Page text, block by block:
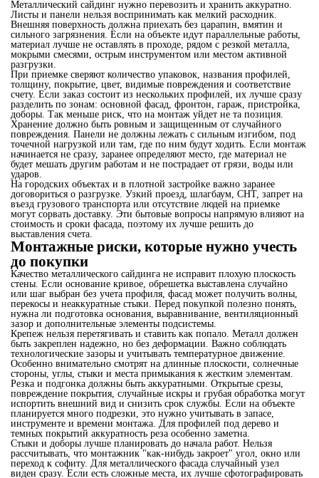
Металлический сайдинг нужно перевозить и хранить аккуратно.
Листы и панели нельзя воспринимать как мелкий расходник.
Внешняя поверхность должна приехать без царапин, вмятин и
сильного загрязнения. Если на объекте идут параллельные работы,
материал лучше не оставлять в проходе, рядом с резкой металла,
мокрыми смесями, острым инструментом или местом активной
разгрузки.
При приемке сверяют количество упаковок, названия профилей,
толщину, покрытие, цвет, видимые повреждения и соответствие
счету. Если заказ состоит из нескольких профилей, их лучше сразу
разделить по зонам: основной фасад, фронтон, гараж, пристройка,
доборы. Так меньше риск, что на монтаж уйдет не та позиция.
Хранение должно быть ровным и защищенным от случайного
повреждения. Панели не должны лежать с сильным изгибом, под
точечной нагрузкой или там, где по ним будут ходить. Если монтаж
начинается не сразу, заранее определяют место, где материал не
будет мешать другим работам и не пострадает от грязи, воды или
ударов.
На городских объектах и в плотной застройке важно заранее
договориться о разгрузке. Узкий проезд, шлагбаум, СНТ, запрет на
въезд грузового транспорта или отсутствие людей на приемке
могут сорвать доставку. Эти бытовые вопросы напрямую влияют на
стоимость и сроки фасада, поэтому их лучше решить до
выставления счета.
Монтажные риски, которые нужно учесть
до покупки
Качество металлического сайдинга не исправит плохую плоскость
стены. Если основание кривое, обрешетка выставлена случайно
или шаг выбран без учета профиля, фасад может получить волны,
перекосы и неаккуратные стыки. Перед покупкой полезно понять,
нужна ли подготовка основания, выравнивание, вентиляционный
зазор и дополнительные элементы подсистемы.
Крепеж нельзя перетягивать и ставить как попало. Металл должен
быть закреплен надежно, но без деформации. Важно соблюдать
технологические зазоры и учитывать температурное движение.
Особенно внимательно смотрят на длинные плоскости, солнечные
стороны, углы, стыки и места примыкания к жестким элементам.
Резка и подгонка должны быть аккуратными. Открытые срезы,
повреждение покрытия, случайные искры и грубая обработка могут
испортить внешний вид и снизить срок службы. Если на объекте
планируется много подрезки, это нужно учитывать в запасе,
инструменте и времени монтажа. Для профилей под дерево и
темных покрытий аккуратность реза особенно заметна.
Стыки и доборы лучше планировать до начала работ. Нельзя
рассчитывать, что монтажник "как-нибудь закроет" угол, окно или
переход к софиту. Для металлического фасада случайный узел
виден сразу. Если есть сложные места, их лучше сфотографировать